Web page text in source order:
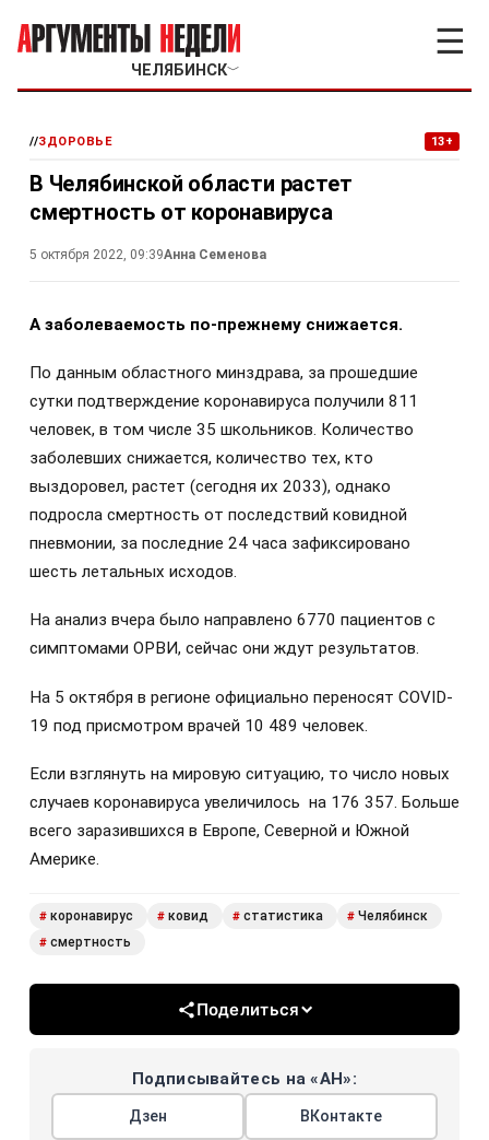
ЧЕЛЯБИНСК﹀
☰
//ЗДОРОВЬЕ 13+
В Челябинской области растет
смертность от коронавируса
5 октября 2022, 09:39Анна Семенова
А заболеваемость по-прежнему снижается.
По данным областного минздрава, за прошедшие
сутки подтверждение коронавируса получили 811
человек, в том числе 35 школьников. Количество
заболевших снижается, количество тех, кто
выздоровел, растет (сегодня их 2033), однако
подросла смертность от последствий ковидной
пневмонии, за последние 24 часа зафиксировано
шесть летальных исходов.
На анализ вчера было направлено 6770 пациентов с
симптомами ОРВИ, сейчас они ждут результатов.
На 5 октября в регионе официально переносят COVID-
19 под присмотром врачей 10 489 человек.
Если взглянуть на мировую ситуацию, то число новых
случаев коронавируса увеличилось на 176 357. Больше
всего заразившихся в Европе, Северной и Южной
Америке.
# коронавирус # ковид # статистика # Челябинск
# смертность
Поделиться
Подписывайтесь на «АН»:
Дзен ВКонтакте